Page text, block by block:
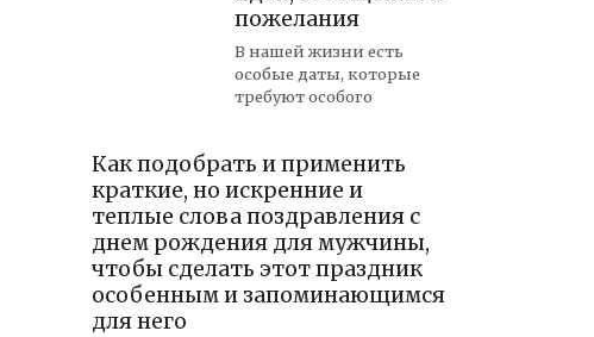
пожелания
В нашей жизни есть
особые даты, которые
требуют особого
Как подобрать и применить
краткие, но искренние и
теплые слова поздравления с
днем рождения для мужчины,
чтобы сделать этот праздник
особенным и запоминающимся
для него